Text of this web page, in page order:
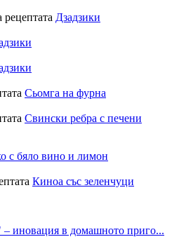
рецептата Дзадзики
Сьомга на фурна
Свински ребра с печени
с бяло вино и лимон
Киноа със зеленчуци
– иновация в домашното приго...